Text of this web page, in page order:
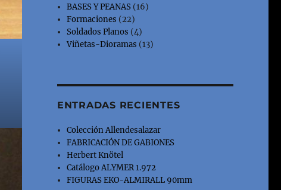
BASES Y PEANAS (16)
Formaciones (22)
Soldados Planos (4)
Viñetas-Dioramas (13)
ENTRADAS RECIENTES
Colección Allendesalazar
FABRICACIÓN DE GABIONES
Herbert Knötel
Catálogo ALYMER 1.972
FIGURAS EKO-ALMIRALL 90mm